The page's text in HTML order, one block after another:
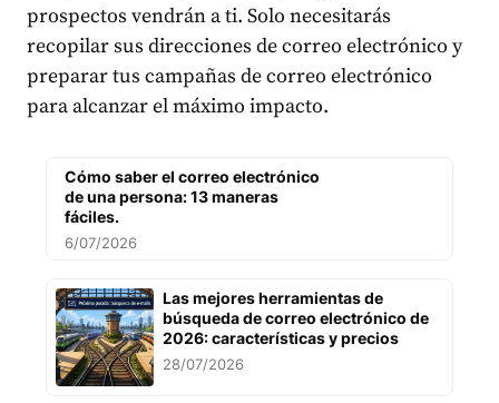
prospectos vendrán a ti. Solo necesitarás
recopilar sus direcciones de correo electrónico y
preparar tus campañas de correo electrónico
para alcanzar el máximo impacto.
Cómo saber el correo electrónico
de una persona: 13 maneras
fáciles.
6/07/2026
Las mejores herramientas de
búsqueda de correo electrónico de
2026: características y precios
28/07/2026